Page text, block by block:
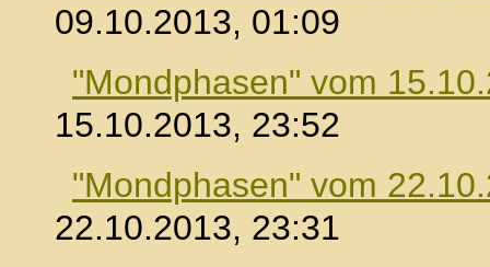
09.10.2013, 01:09
"Mondphasen" vom
15.10.2013, 23:52
"Mondphasen" vom
22.10.2013, 23:31